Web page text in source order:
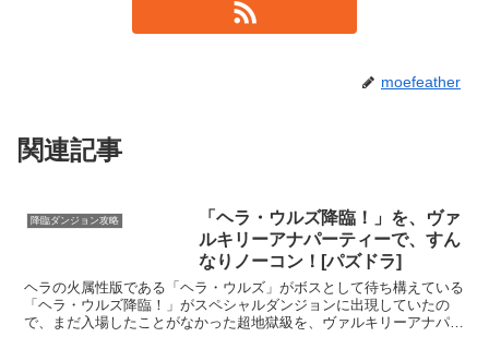
moefeather
関連記事
降臨ダンジョン攻略
「ヘラ・ウルズ降臨！」を、ヴァ
ルキリーアナパーティーで、すん
なりノーコン！[パズドラ]
ヘラの火属性版である「ヘラ・ウルズ」がボスとして待ち構えている
「ヘラ・ウルズ降臨！」がスペシャルダンジョンに出現していたの
で、まだ入場したことがなかった超地獄級を、ヴァルキリーアナパー